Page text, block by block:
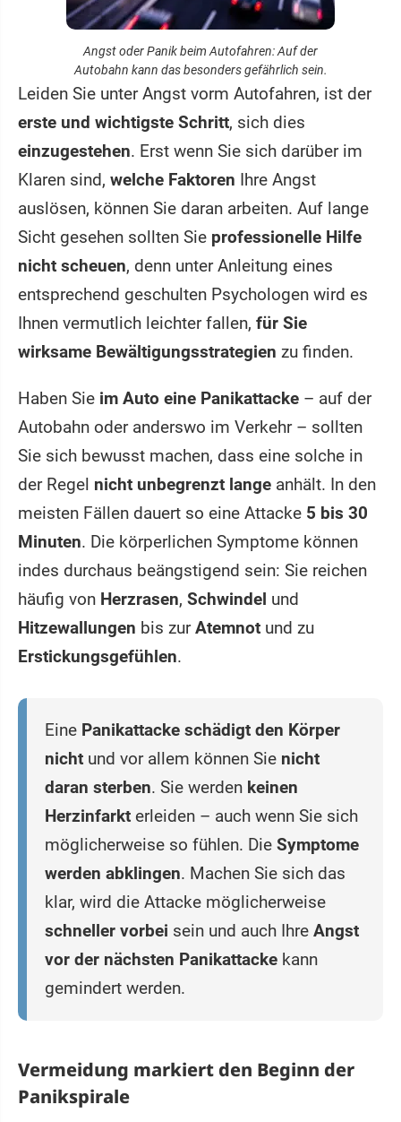
Angst oder Panik beim Autofahren: Auf der
Autobahn kann das besonders gefährlich sein.
Leiden Sie unter Angst vorm Autofahren, ist der
erste und wichtigste Schritt, sich dies
einzugestehen. Erst wenn Sie sich darüber im
Klaren sind, welche Faktoren Ihre Angst
auslösen, können Sie daran arbeiten. Auf lange
Sicht gesehen sollten Sie professionelle Hilfe
nicht scheuen, denn unter Anleitung eines
entsprechend geschulten Psychologen wird es
Ihnen vermutlich leichter fallen, für Sie
wirksame Bewältigungsstrategien zu finden.
Haben Sie im Auto eine Panikattacke – auf der
Autobahn oder anderswo im Verkehr – sollten
Sie sich bewusst machen, dass eine solche in
der Regel nicht unbegrenzt lange anhält. In den
meisten Fällen dauert so eine Attacke 5 bis 30
Minuten. Die körperlichen Symptome können
indes durchaus beängstigend sein: Sie reichen
häufig von Herzrasen, Schwindel und
Hitzewallungen bis zurAtemnot und zu
Erstickungsgefühlen.
Eine Panikattacke schädigt den Körper
nicht und vor allem können Sie nicht
daran sterben. Sie werden keinen
Herzinfarkt erleiden – auch wenn Sie sich
möglicherweise so fühlen. Die Symptome
werden abklingen. Machen Sie sich das
klar, wird die Attacke möglicherweise
schneller vorbei sein und auch Ihre Angst
vor der nächsten Panikattacke kann
gemindert werden.
Vermeidung markiert den Beginn der
Panikspirale